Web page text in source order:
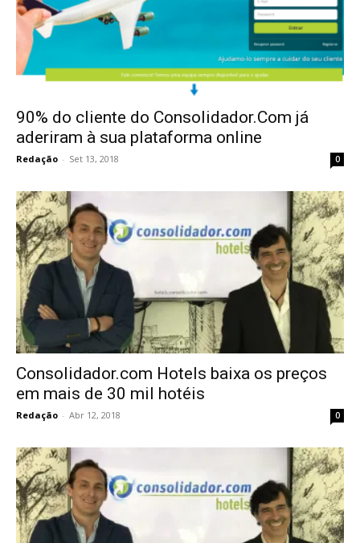
90% do cliente do Consolidador.Com já
aderiram à sua plataforma online
Redação - Set 13, 2018 0
Consolidador.com Hotels baixa os preços
em mais de 30 mil hotéis
Redação - Abr 12, 2018 0